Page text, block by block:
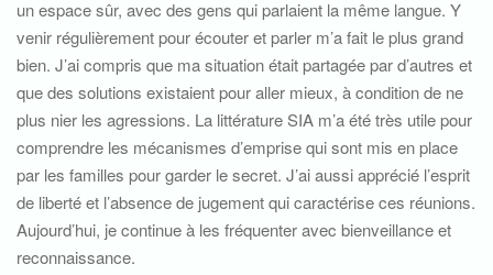
un espace sûr, avec des gens qui parlaient la même langue. Y
venir régulièrement pour écouter et parler m’a fait le plus grand
bien. J’ai compris que ma situation était partagée par d’autres et
que des solutions existaient pour aller mieux, à condition de ne
plus nier les agressions. La littérature SIA m’a été très utile pour
comprendre les mécanismes d’emprise qui sont mis en place
par les familles pour garder le secret. J’ai aussi apprécié l’esprit
de liberté et l’absence de jugement qui caractérise ces réunions.
Aujourd’hui, je continue à les fréquenter avec bienveillance et
reconnaissance.